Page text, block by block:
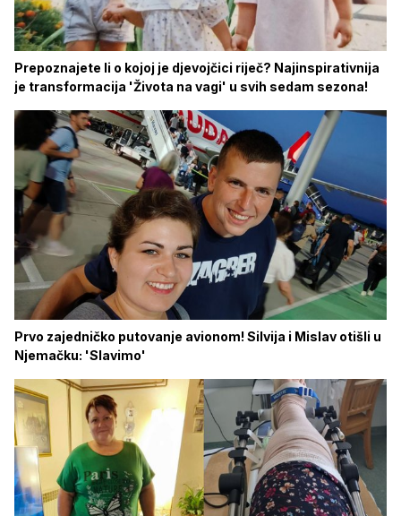
Prepoznajete li o kojoj je djevojčici riječ? Najinspirativnija
je transformacija 'Života na vagi' u svih sedam sezona!
Prvo zajedničko putovanje avionom! Silvija i Mislav otišli u
Njemačku: 'Slavimo'